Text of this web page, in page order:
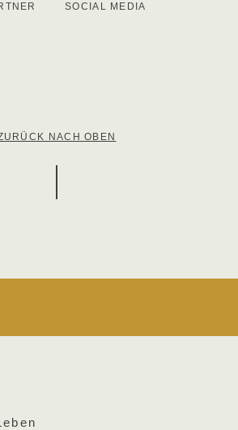
SOCIAL MEDIA
NACH OBEN